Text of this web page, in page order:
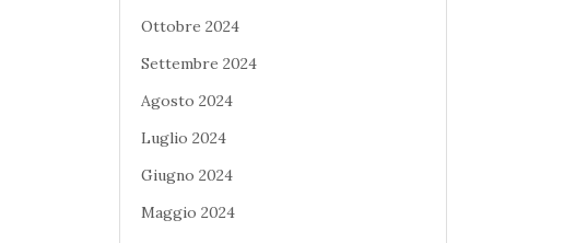
Ottobre 2024
Settembre 2024
Agosto 2024
Luglio 2024
Giugno 2024
Maggio 2024